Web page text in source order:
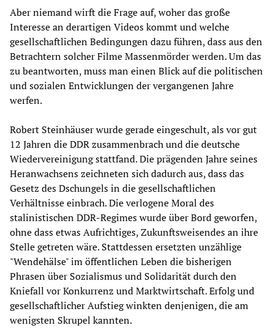
Aber niemand wirft die Frage auf, woher das große
Interesse an derartigen Videos kommt und welche
gesellschaftlichen Bedingungen dazu führen, dass aus den
Betrachtern solcher Filme Massenmörder werden. Um das
zu beantworten, muss man einen Blick auf die politischen
und sozialen Entwicklungen der vergangenen Jahre
werfen.
Robert Steinhäuser wurde gerade eingeschult, als vor gut
12 Jahren die DDR zusammenbrach und die deutsche
Wiedervereinigung stattfand. Die prägenden Jahre seines
Heranwachsens zeichneten sich dadurch aus, dass das
Gesetz des Dschungels in die gesellschaftlichen
Verhältnisse einbrach. Die verlogene Moral des
stalinistischen DDR-Regimes wurde über Bord geworfen,
ohne dass etwas Aufrichtiges, Zukunftsweisendes an ihre
Stelle getreten wäre. Stattdessen ersetzten unzählige
"Wendehälse" im öffentlichen Leben die bisherigen
Phrasen über Sozialismus und Solidarität durch den
Kniefall vor Konkurrenz und Marktwirtschaft. Erfolg und
gesellschaftlicher Aufstieg winkten denjenigen, die am
wenigsten Skrupel kannten.